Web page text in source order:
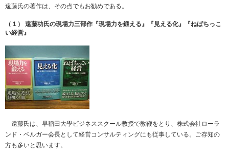
遠藤氏の著作は、その点でもお勧めである。
（１） 遠藤功氏の現場力三部作『現場力を鍛える』『見える化』『ねばちっこ
い経営』
遠藤氏は、早稲田大學ビジネススクール教授で教鞭をとり、株式会社ローラ
ンド・ベルガー会長として経営コンサルティングにも従事している。ご存知の
方も多いと思います。